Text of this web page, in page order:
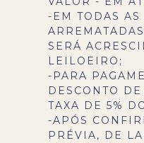
-EM TODAS AS
SERÁ
LEILOEIRO;
-PARA
DESCONTO
TAXA DE 5%
-APÓS
PRÉVIA, DE